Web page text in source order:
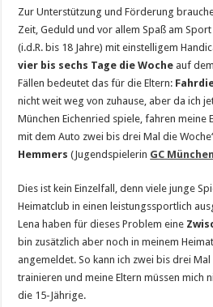
Zur Unterstützung und Förderung
Zeit, Geduld und vor allem Spaß am
(i.d.R. bis 18 Jahre) mit einstelligem
vier bis sechs Tage die Woche auf
Fällen bedeutet das für die Eltern:
nicht weit weg von zuhause, aber da ich
München Eichenried spiele, fahren meine
mit dem Auto zwei bis drei Mal die
Hemmers (Jugendspielerin GC
Dies ist kein Einzelfall, denn viele junge
Heimatclub in einen leistungssportlich
Lena haben für dieses Problem eine
bin zusätzlich aber noch in meinem
angemeldet. So kann ich zwei bis drei
trainieren und meine Eltern müssen mich
die 15-Jährige.